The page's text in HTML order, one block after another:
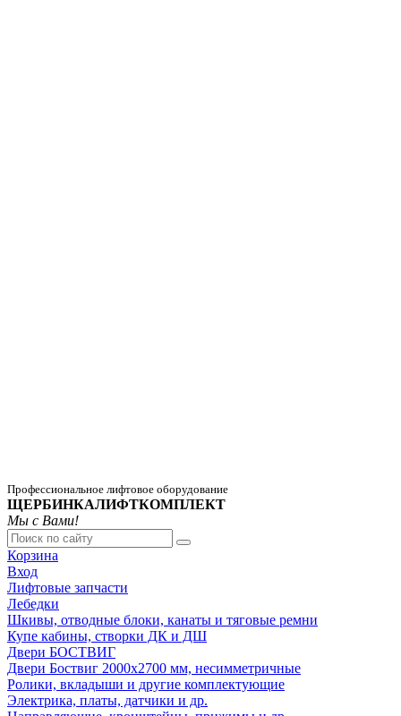
Профессиональное лифтовое оборудование
ЩЕРБИНКАЛИФТКОМПЛЕКТ
Мы с Вами!
Корзина
Вход
Лифтовые запчасти
Лебедки
Шкивы, отводные блоки, канаты и тяговые ремни
Купе кабины, створки ДК и ДШ
Двери БОСТВИГ
Двери Боствиг 2000х2700 мм, несимметричные
Ролики, вкладыши и другие комплектующие
Электрика, платы, датчики и др.